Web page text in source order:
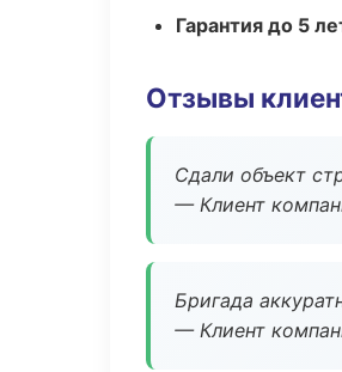
Гарантия до 5
Отзывы
Сдали объект
— Клиент
Бригада
— Клиент